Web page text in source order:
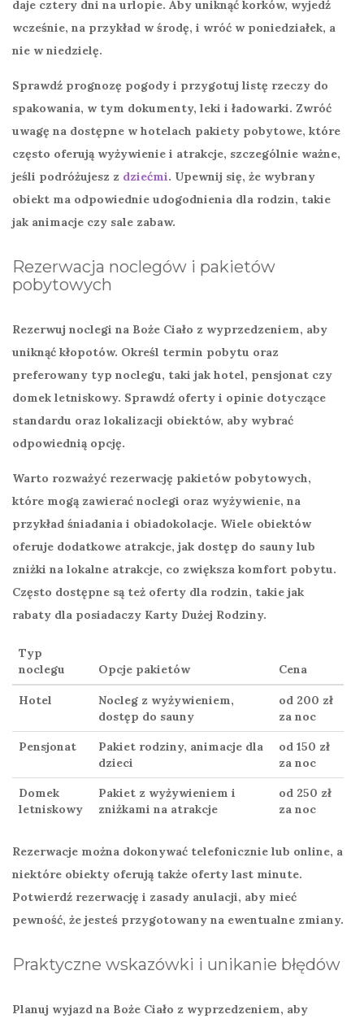
daje cztery dni na urlopie. Aby uniknąć korków, wyjedź
wcześnie, na przykład w środę, i wróć w poniedziałek, a
nie w niedzielę.
Sprawdź prognozę pogody i przygotuj listę rzeczy do
spakowania, w tym dokumenty, leki i ładowarki. Zwróć
uwagę na dostępne w hotelach pakiety pobytowe, które
często oferują wyżywienie i atrakcje, szczególnie ważne,
jeśli podróżujesz z dziećmi. Upewnij się, że wybrany
obiekt ma odpowiednie udogodnienia dla rodzin, takie
jak animacje czy sale zabaw.
Rezerwacja noclegów i pakietów
pobytowych
Rezerwuj noclegi na Boże Ciało z wyprzedzeniem, aby
uniknąć kłopotów. Określ termin pobytu oraz
preferowany typ noclegu, taki jak hotel, pensjonat czy
domek letniskowy. Sprawdź oferty i opinie dotyczące
standardu oraz lokalizacji obiektów, aby wybrać
odpowiednią opcję.
Warto rozważyć rezerwację pakietów pobytowych,
które mogą zawierać noclegi oraz wyżywienie, na
przykład śniadania i obiadokolacje. Wiele obiektów
oferuje dodatkowe atrakcje, jak dostęp do sauny lub
zniżki na lokalne atrakcje, co zwiększa komfort pobytu.
Często dostępne są też oferty dla rodzin, takie jak
rabaty dla posiadaczy Karty Dużej Rodziny.
Typ
noclegu
Opcje pakietów Cena
Hotel
Nocleg z wyżywieniem,
dostęp do sauny
od 200 zł
za noc
Pensjonat
Pakiet rodziny, animacje dla
dzieci
od 150 zł
za noc
Domek
letniskowy
Pakiet z wyżywieniem i
zniżkami na atrakcje
od 250 zł
za noc
Rezerwacje można dokonywać telefonicznie lub online, a
niektóre obiekty oferują także oferty last minute.
Potwierdź rezerwację i zasady anulacji, aby mieć
pewność, że jesteś przygotowany na ewentualne zmiany.
Praktyczne wskazówki i unikanie błędów
Planuj wyjazd na Boże Ciało z wyprzedzeniem, aby